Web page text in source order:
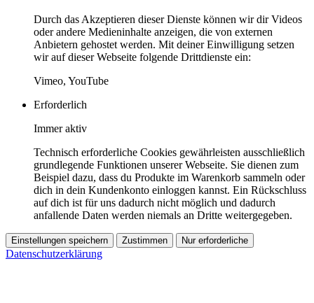
Durch das Akzeptieren dieser Dienste können wir dir Videos
oder andere Medieninhalte anzeigen, die von externen
Anbietern gehostet werden. Mit deiner Einwilligung setzen
wir auf dieser Webseite folgende Drittdienste ein:
Vimeo, YouTube
Erforderlich
Immer aktiv
Technisch erforderliche Cookies gewährleisten ausschließlich
grundlegende Funktionen unserer Webseite. Sie dienen zum
Beispiel dazu, dass du Produkte im Warenkorb sammeln oder
dich in dein Kundenkonto einloggen kannst. Ein Rückschluss
auf dich ist für uns dadurch nicht möglich und dadurch
anfallende Daten werden niemals an Dritte weitergegeben.
Einstellungen speichern Zustimmen Nur erforderliche
Datenschutzerklärung